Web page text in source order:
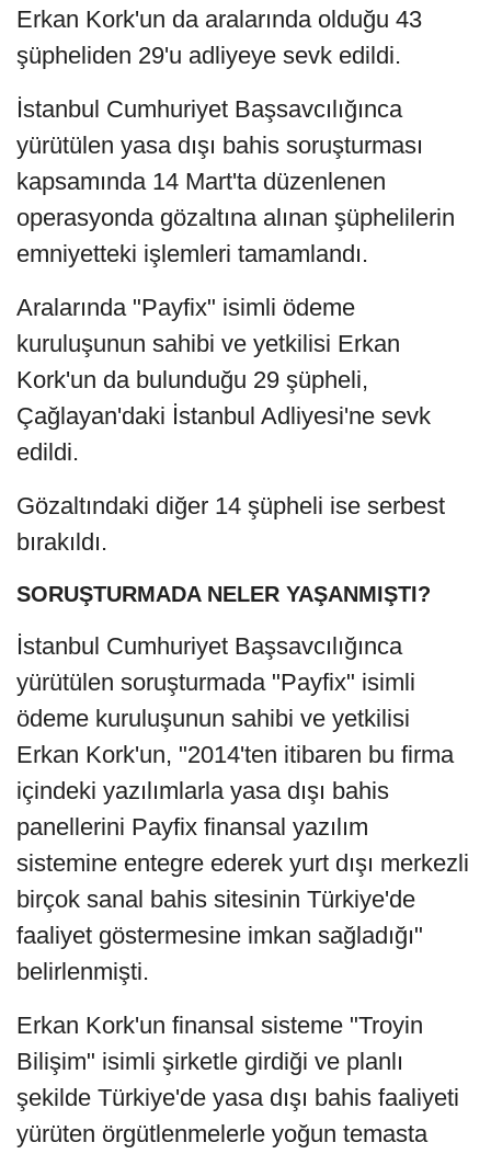
Erkan Kork'un da aralarında olduğu 43
şüpheliden 29'u adliyeye sevk edildi.
İstanbul Cumhuriyet Başsavcılığınca
yürütülen yasa dışı bahis soruşturması
kapsamında 14 Mart'ta düzenlenen
operasyonda gözaltına alınan şüphelilerin
emniyetteki işlemleri tamamlandı.
Aralarında "Payfix" isimli ödeme
kuruluşunun sahibi ve yetkilisi Erkan
Kork'un da bulunduğu 29 şüpheli,
Çağlayan'daki İstanbul Adliyesi'ne sevk
edildi.
Gözaltındaki diğer 14 şüpheli ise serbest
bırakıldı.
SORUŞTURMADA NELER YAŞANMIŞTI?
İstanbul Cumhuriyet Başsavcılığınca
yürütülen soruşturmada "Payfix" isimli
ödeme kuruluşunun sahibi ve yetkilisi
Erkan Kork'un, "2014'ten itibaren bu firma
içindeki yazılımlarla yasa dışı bahis
panellerini Payfix finansal yazılım
sistemine entegre ederek yurt dışı merkezli
birçok sanal bahis sitesinin Türkiye'de
faaliyet göstermesine imkan sağladığı"
belirlenmişti.
Erkan Kork'un finansal sisteme "Troyin
Bilişim" isimli şirketle girdiği ve planlı
şekilde Türkiye'de yasa dışı bahis faaliyeti
yürüten örgütlenmelerle yoğun temasta